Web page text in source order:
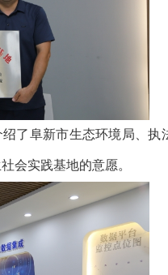
了阜新市生态环境局、
会实践基地的意愿。